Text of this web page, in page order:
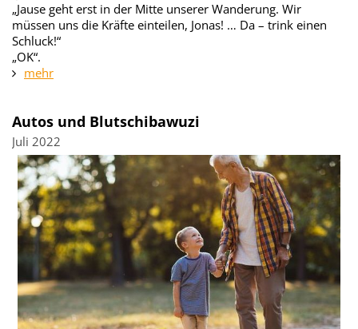
„Jause geht erst in der Mitte unserer Wanderung. Wir
müssen uns die Kräfte einteilen, Jonas! … Da – trink einen
Schluck!“
„OK“.
mehr
Autos und Blutschibawuzi
Juli 2022